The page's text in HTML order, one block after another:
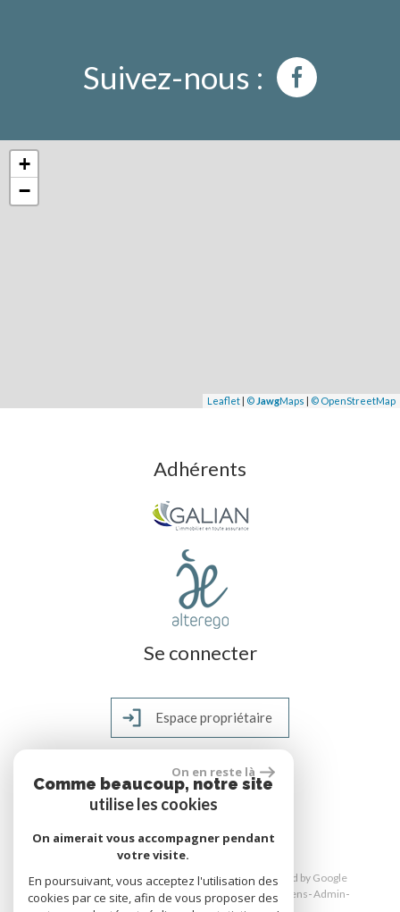
Suivez-nous :
+
−
Leaflet | © JawgMaps | © OpenStreetMap
Adhérents
Se connecter
Espace propriétaire
réalisé par
© 2026 | Tous droits réservés | Traduction powered by Google
Plan du site
Mentions légales Nos honoraires Liens Admin
On en reste là
Comme beaucoup, notre site
utilise les cookies
On aimerait vous accompagner pendant
votre visite.
En poursuivant, vous acceptez l'utilisation des
cookies par ce site, afin de vous proposer des